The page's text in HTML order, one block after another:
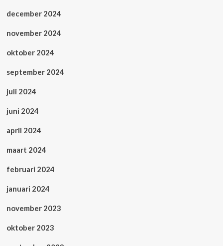
december 2024
november 2024
oktober 2024
september 2024
juli 2024
juni 2024
april 2024
maart 2024
februari 2024
januari 2024
november 2023
oktober 2023